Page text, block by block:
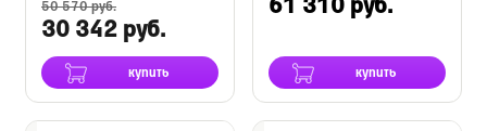
50 570 руб.
30 342 руб.
купить
61 310 руб.
купить